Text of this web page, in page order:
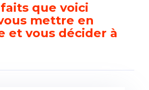
que voici
mettre en
et vous décider à